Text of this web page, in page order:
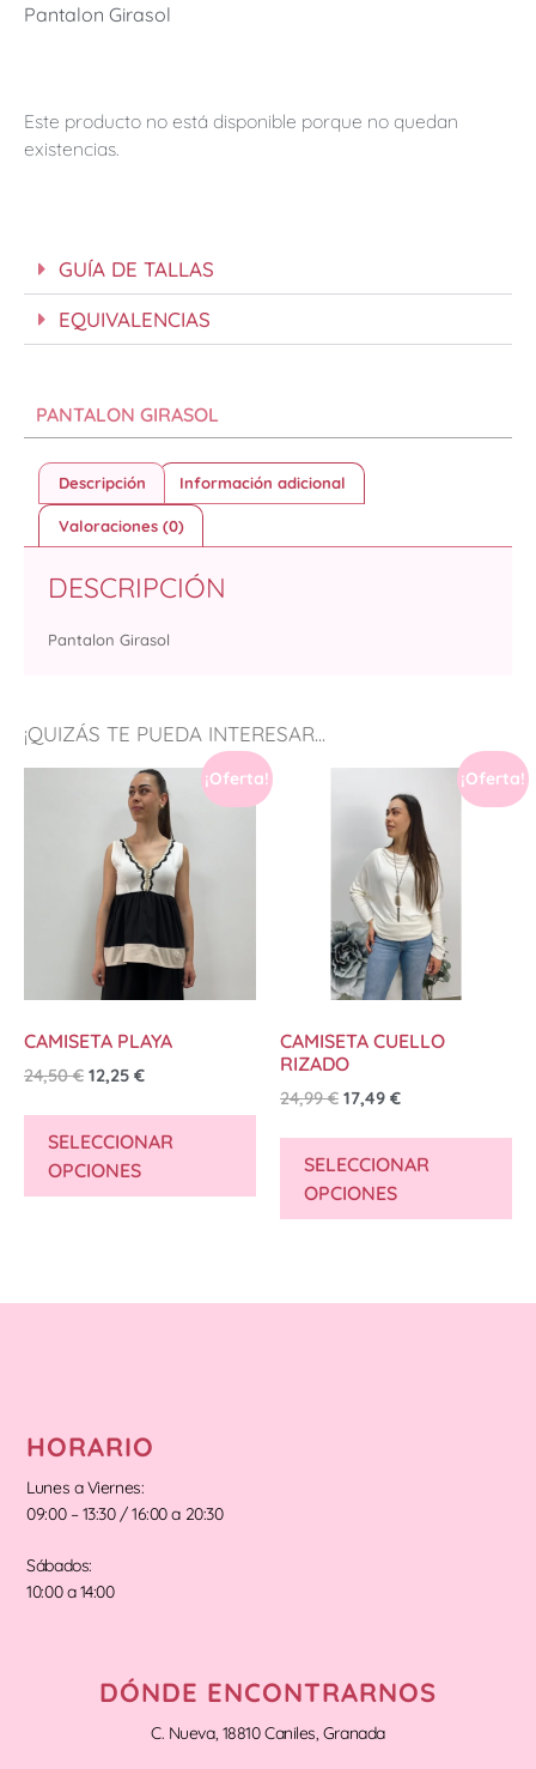
Pantalon Girasol
Este producto no está disponible porque no quedan
existencias.
GUÍA DE TALLAS
EQUIVALENCIAS
¡QUIZÁS TE PUEDA INTERESAR...
¡Oferta!
CAMISETA PLAYA
24,50€ 12,25 €
SELECCIONAR
OPCIONES
¡Oferta!
CAMISETA CUELLO
RIZADO
24,99€ 17,49 €
SELECCIONAR
OPCIONES
PANTALON GIRASOL
Descripción Información adicional
Valoraciones (0)
DESCRIPCIÓN
Pantalon Girasol
HORARIO
Lunes a Viernes:
09:00 – 13:30 / 16:00 a 20:30
Sábados:
10:00 a 14:00
DÓNDE ENCONTRARNOS
C. Nueva, 18810 Caniles, Granada